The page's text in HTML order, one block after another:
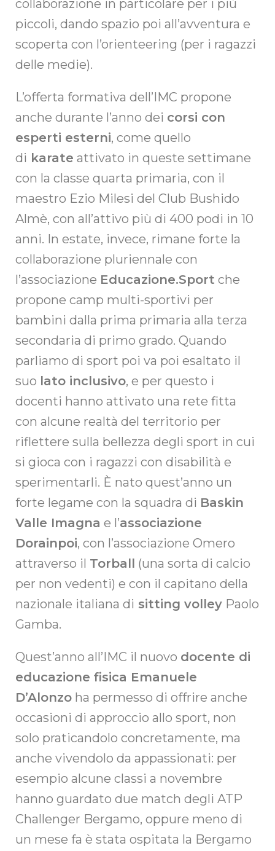
collaborazione in particolare per i più
piccoli, dando spazio poi all’avventura e
scoperta con l’orienteering (per i ragazzi
delle medie).
L’offerta formativa dell’IMC propone
anche durante l’anno dei corsi con
esperti esterni, come quello
di karate attivato in queste settimane
con la classe quarta primaria, con il
maestro Ezio Milesi del Club Bushido
Almè, con all’attivo più di 400 podi in 10
anni. In estate, invece, rimane forte la
collaborazione pluriennale con
l’associazione Educazione.Sport che
propone camp multi-sportivi per
bambini dalla prima primaria alla terza
secondaria di primo grado. Quando
parliamo di sport poi va poi esaltato il
suo lato inclusivo, e per questo i
docenti hanno attivato una rete fitta
con alcune realtà del territorio per
riflettere sulla bellezza degli sport in cui
si gioca con i ragazzi con disabilità e
sperimentarli. È nato quest’anno un
forte legame con la squadra di Baskin
Valle Imagna e l’associazione
Dorainpoi, con l’associazione Omero
attraverso il Torball (una sorta di calcio
per non vedenti) e con il capitano della
nazionale italiana di sitting volley Paolo
Gamba.
Quest’anno all’IMC il nuovo docente di
educazione fisica Emanuele
D’Alonzo ha permesso di offrire anche
occasioni di approccio allo sport, non
solo praticandolo concretamente, ma
anche vivendolo da appassionati: per
esempio alcune classi a novembre
hanno guardato due match degli ATP
Challenger Bergamo, oppure meno di
un mese fa è stata ospitata la Bergamo